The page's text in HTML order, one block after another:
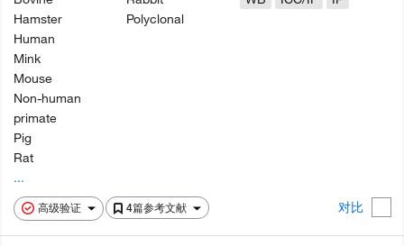
高级验证 4篇参考文献 对比
Hamster
Human
Mink
Mouse
Non-human
primate
Pig
Rat
...
Polyclonal